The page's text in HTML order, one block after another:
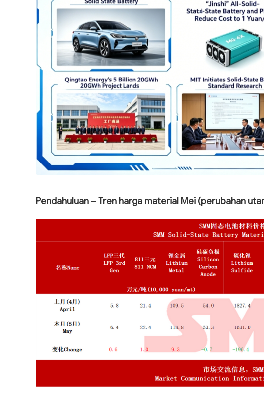
Pendahuluan – Tren harga material Mei (perubahan